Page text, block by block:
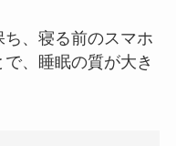
、寝る前のスマホ
、睡眠の質が大き